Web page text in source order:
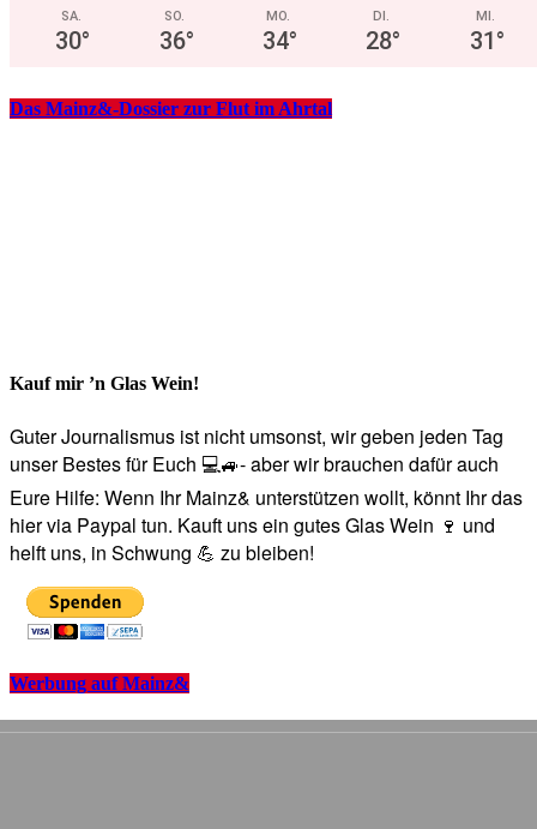
SA.
30°
SO.
36°
MO.
34°
DI.
28°
MI.
31°
Das Mainz&-Dossier zur Flut im Ahrtal
Kauf mir ’n Glas Wein!
Guter Journalismus ist nicht umsonst, wir geben jeden Tag
unser Bestes für Euch 💻🚙- aber wir brauchen dafür auch
Eure Hilfe: Wenn Ihr Mainz& unterstützen wollt, könnt Ihr das
hier via Paypal tun. Kauft uns ein gutes Glas Wein 🍷 und
helft uns, in Schwung 💪 zu bleiben!
Werbung auf Mainz&